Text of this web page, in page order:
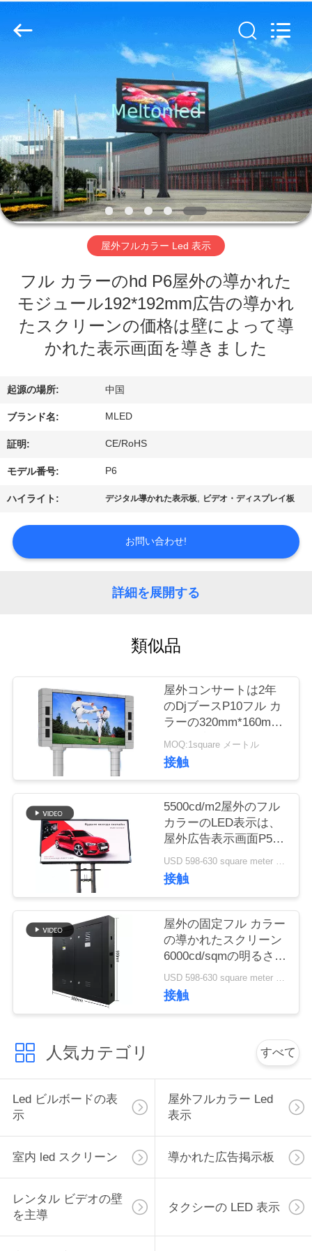
家
プ
ロ
ダ
ク
に
い
て
工
場
旅
行
COMPANY
NEWS
PRIVACY
POLICY
Copyright
co.,
Reserved.
屋外フルカラー Led 表示
フル カラーのhd P6屋外の導かれた
モジュール192*192mm広告の導かれ
たスクリーンの価格は壁によって導
かれた表示画面を導きました
起源の場所: 中国
ブランド名: MLED
証明: CE/RoHS
モデル番号: P6
ハイライト: デジタル導かれた表示板, ビデオ・ディスプレイ板
お問い合わせ!
詳細を展開する
類似品
屋外コンサートは2年
のDjブースP10フル カ
ラーの320mm*160mm
を保証導きました
MOQ:1square メートル
接触
5500cd/m2屋外のフル
カラーのLED表示は、
屋外広告表示画面P5を
導きました
USD 598-630 square meter MOQ:1平方メートル
接触
屋外の固定フル カラー
の導かれたスクリーン
6000cd/sqmの明るさ保
証2-3年の
USD 598-630 square meter MOQ:1平方メートル
接触
人気カテゴリ すべて
Led ビルボードの表
示
屋外フルカラー Led
表示
室内 led スクリーン 導かれた広告掲示板
レンタル ビデオの壁
を主導
タクシーの LED 表示